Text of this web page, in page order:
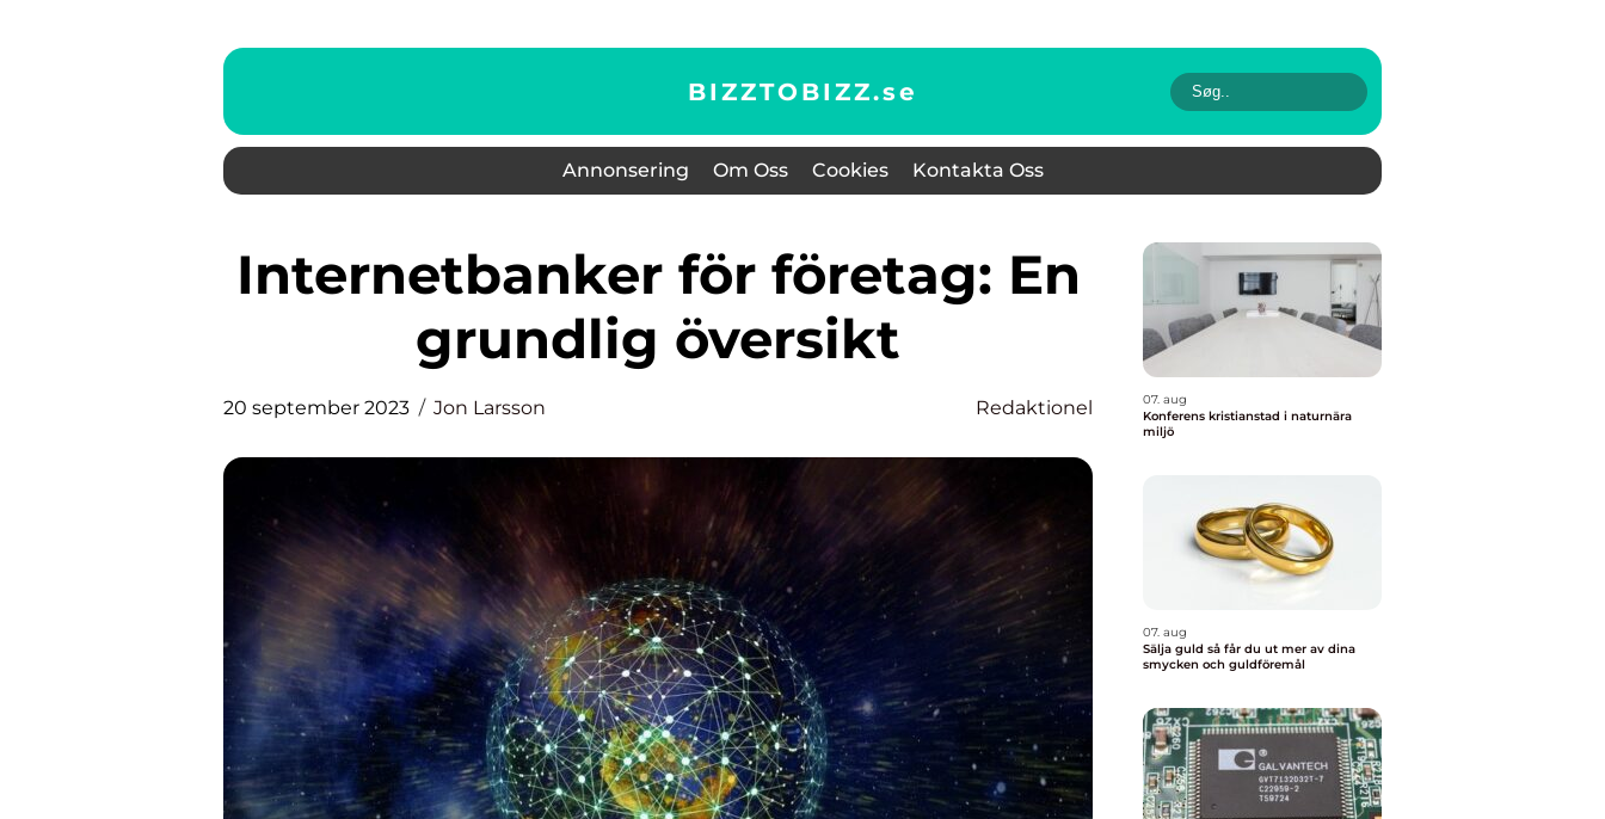
BIZZTOBIZZ.se
Annonsering Om Oss Cookies Kontakta Oss
Internetbanker för företag: En
grundlig översikt
20 september 2023 Jon Larsson Redaktionel
07. aug
Konferens kristianstad i naturnära
miljö
07. aug
Sälja guld så får du ut mer av dina
smycken och guldföremål